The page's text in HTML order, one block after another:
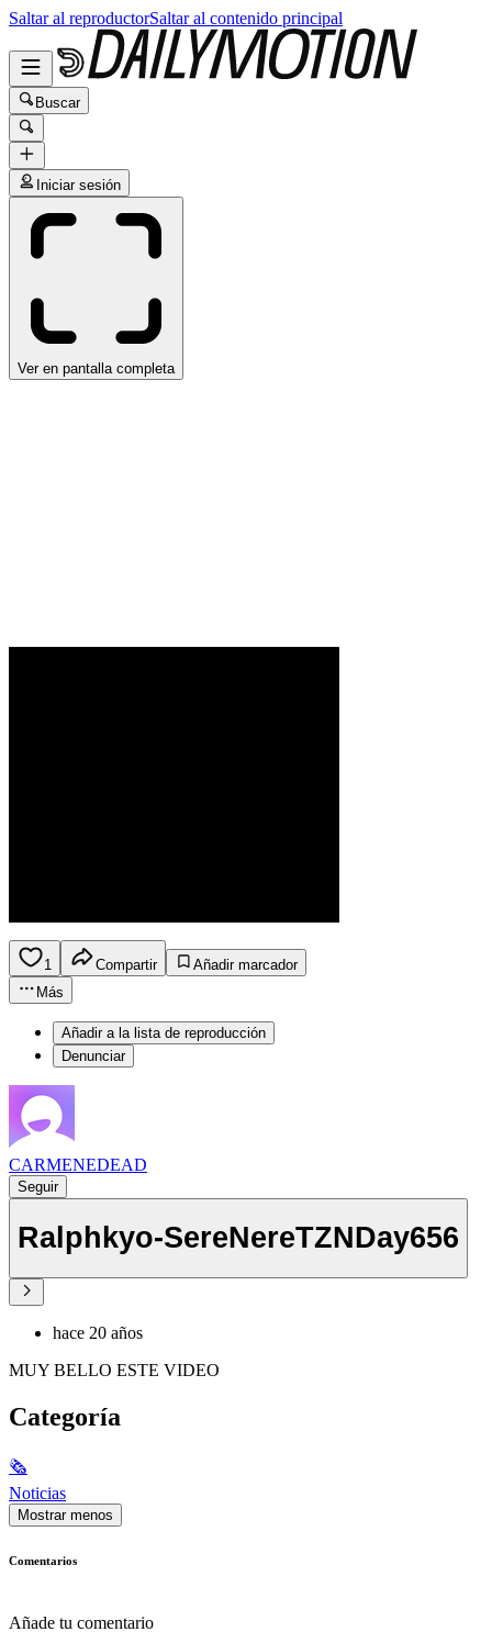
Saltar al reproductorSaltar al contenido principal
Buscar
Iniciar sesión
Ver en pantalla completa
1 Compartir
Añadir marcador
Más
Añadir a la lista de reproducción
Denunciar
CARMENEDEAD
Seguir
Ralphkyo-SereNereTZNDay656
hace 20 años
MUY BELLO ESTE VIDEO
Categoría
🗞
Noticias
Mostrar menos
Comentarios
Añade tu comentario